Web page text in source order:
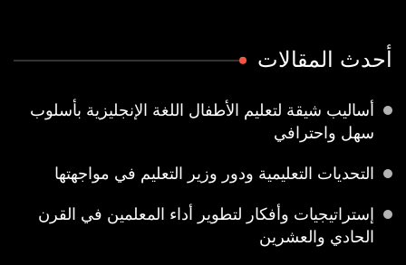
أحدث المقالات
أساليب شيقة لتعليم الأطفال اللغة الإنجليزية بأسلوب
سهل واحترافي
التحديات التعليمية ودور وزير التعليم في مواجهتها
إستراتيجيات وأفكار لتطوير أداء المعلمين في القرن
الحادي والعشرين